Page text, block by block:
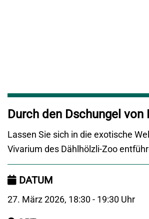
Durch den Dschungel von
Lassen Sie sich in die exotische
Vivarium des Dählhölzli-Zoo
DATUM
27. März 2026, 18:30 - 19:30 Uhr